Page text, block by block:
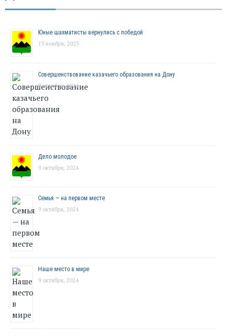
Юные шахматисты вернулись с победой
13 ноября, 2025
Совершенствование казачьего образования на Дону
9 октября, 2024
Дело молодое
9 октября, 2024
Семья — на первом месте
9 октября, 2024
Наше место в мире
9 октября, 2024